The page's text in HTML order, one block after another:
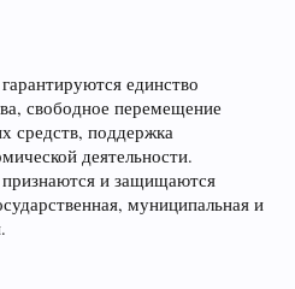
единство
свободное перемещение
средств, поддержка
деятельности.
и защищаются
муниципальная и